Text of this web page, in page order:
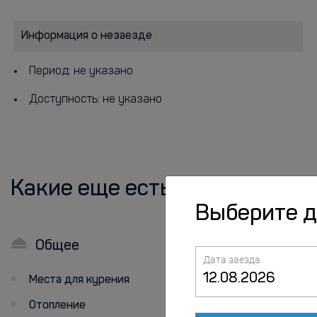
Информация о незаезде
Период: не указано
Доступность: не указано
Какие еще есть удобства?
Общее
Места для курения
Отопление
В номерах
Номера для
аллергиков
Выберите
Дата заезда